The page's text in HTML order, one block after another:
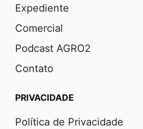
Expediente
Comercial
Podcast AGRO2
Contato
PRIVACIDADE
Política de Privacidade